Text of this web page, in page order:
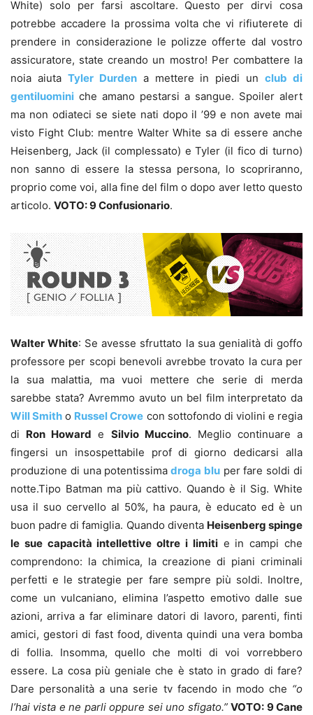
White) solo per farsi ascoltare. Questo per dirvi cosa
potrebbe accadere la prossima volta che vi rifiuterete di
prendere in considerazione le polizze offerte dal vostro
assicuratore, state creando un mostro! Per combattere la
noia aiuta Tyler Durdena mettere in piedi unclub di
gentiluomini che amano pestarsi a sangue. Spoiler alert
ma non odiateci se siete nati dopo il ’99 e non avete mai
visto Fight Club: mentre Walter White sa di essere anche
Heisenberg, Jack (il complessato) e Tyler (il fico di turno)
non sanno di essere la stessa persona, lo scopriranno,
proprio come voi, alla fine del film o dopo aver letto questo
articolo. VOTO: 9 Confusionario.
Walter White: Se avesse sfruttato la sua genialità di goffo
professore per scopi benevoli avrebbe trovato la cura per
la sua malattia, ma vuoi mettere che serie di merda
sarebbe stata? Avremmo avuto un bel film interpretato da
Will Smith o Russel Crowe con sottofondo di violini e regia
di Ron Howard e Silvio Muccino. Meglio continuare a
fingersi un insospettabile prof di giorno dedicarsi alla
produzione di una potentissima droga bluper fare soldi di
notte.Tipo Batman ma più cattivo. Quando è il Sig. White
usa il suo cervello al 50%, ha paura, è educato ed è un
buon padre di famiglia. Quando diventa Heisenberg spinge
le sue capacità intellettive oltre i limitie in campi che
comprendono: la chimica, la creazione di piani criminali
perfetti e le strategie per fare sempre più soldi. Inoltre,
come un vulcaniano, elimina l’aspetto emotivo dalle sue
azioni, arriva a far eliminare datori di lavoro, parenti, finti
amici, gestori di fast food, diventa quindi una vera bomba
di follia. Insomma, quello che molti di voi vorrebbero
essere. La cosa più geniale che è stato in grado di fare?
Dare personalità a una serie tv facendo in modo che “o
l’hai vista e ne parli oppure sei uno sfigato.” VOTO: 9 Cane